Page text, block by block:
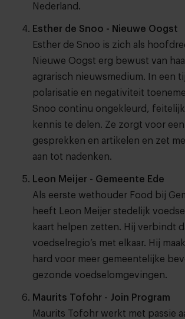
Nederland.
Esther de Snoo - Nieuwe Oogst
Esther de Snoo is zich als
Nieuwe Oogst erg bewust van
agrarisch nieuwsmedium. In een
polarisatie en negativiteit
Snoo continu ongekleurd,
kennis te delen. Ze zorgt voor
gesprekken en artikelen en zet
aan tot nadenken.
Leon Meijer - Gemeente Ede
Als eerste wethouder Food bij
heeft Leon Meijer stedelijk
kaart helpen zetten. Hij verbindt
voedselregio’s met elkaar. Hij
hard voor meer gemeentelijke
gezonde voedselomgevingen.
Maurits Tofohr - Join Program
Maurits Tofohr werkt met passie